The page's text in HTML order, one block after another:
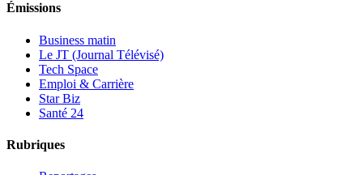
Émissions
Business matin
Le JT (Journal Télévisé)
Tech Space
Emploi & Carrière
Star Biz
Santé 24
Rubriques